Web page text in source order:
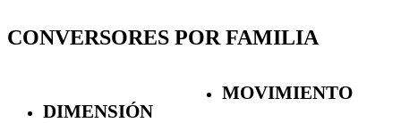
CONVERSORES POR FAMILIA
DIMENSIÓN
MOVIMIENTO